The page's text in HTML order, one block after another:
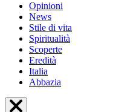
Opinioni
News
Stile di vita
Spiritualità
Scoperte
Eredità
Italia
Abbazia